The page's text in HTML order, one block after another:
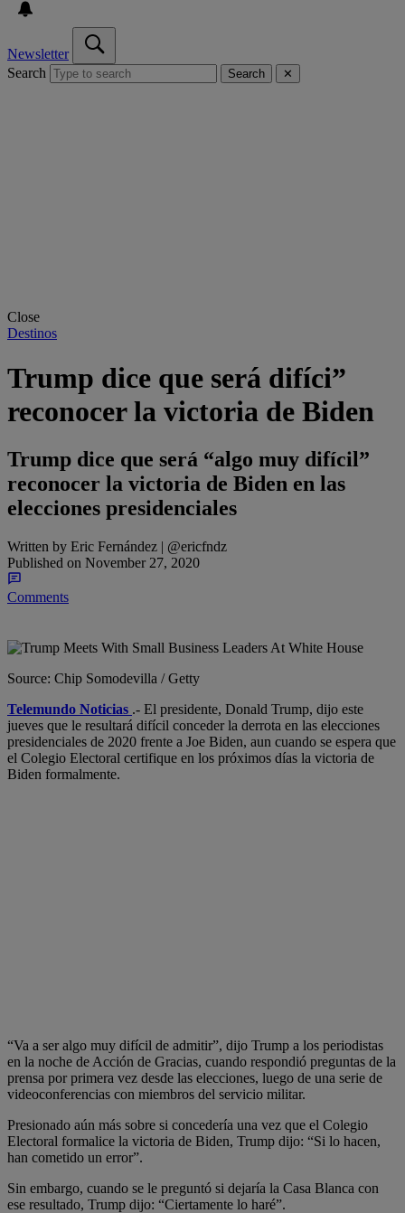
Newsletter
Search
Search ✕
Close
Destinos
Trump dice que será difíci”
reconocer la victoria de Biden
Trump dice que será “algo muy difícil”
reconocer la victoria de Biden en las
elecciones presidenciales
Written by Eric Fernández | @ericfndz
Published on November 27, 2020
Comments
Source: Chip Somodevilla / Getty
Telemundo Noticias .- El presidente, Donald Trump, dijo este
jueves que le resultará difícil conceder la derrota en las elecciones
presidenciales de 2020 frente a Joe Biden, aun cuando se espera que
el Colegio Electoral certifique en los próximos días la victoria de
Biden formalmente.
“Va a ser algo muy difícil de admitir”, dijo Trump a los periodistas
en la noche de Acción de Gracias, cuando respondió preguntas de la
prensa por primera vez desde las elecciones, luego de una serie de
videoconferencias con miembros del servicio militar.
Presionado aún más sobre si concedería una vez que el Colegio
Electoral formalice la victoria de Biden, Trump dijo: “Si lo hacen,
han cometido un error”.
Sin embargo, cuando se le preguntó si dejaría la Casa Blanca con
ese resultado, Trump dijo: “Ciertamente lo haré”.